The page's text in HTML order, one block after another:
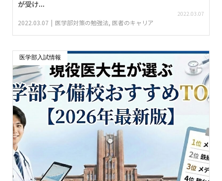
が受け...
2022.03.07
2022.03.07 医学部対策の勉強法, 医者のキャリア
医学部入試情報